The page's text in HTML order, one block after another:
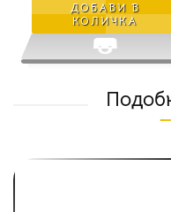
ДОБАВИ В
КОЛИЧКА